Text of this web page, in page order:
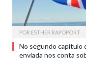
POR ESTHER RAPOPORT
No segundo capitulo
enviada nos conta